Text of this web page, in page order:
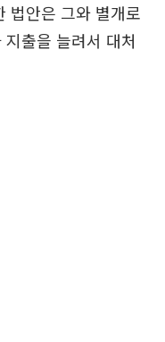
법안은 그와 별개로
출을 늘려서 대처